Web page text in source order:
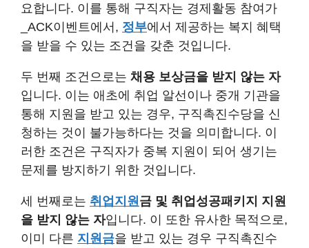
요합니다. 이를 통해 구직자는 경제활동 참여가
_ACK이벤트에서, 정부에서 제공하는 복지 혜택
을 받을 수 있는 조건을 갖춘 것입니다.
두 번째 조건으로는 채용 보상금을 받지 않는 자
입니다. 이는 애초에 취업 알선이나 중개 기관을
통해 지원을 받고 있는 경우, 구직촉진수당을 신
청하는 것이 불가능하다는 것을 의미합니다. 이
러한 조건은 구직자가 중복 지원이 되어 생기는
문제를 방지하기 위한 것입니다.
세 번째로는 취업지원금 및 취업성공패키지 지원
을 받지 않는 자입니다. 이 또한 유사한 목적으로,
이미 다른 지원금을 받고 있는 경우 구직촉진수